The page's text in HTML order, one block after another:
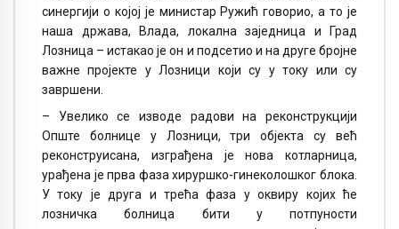
синергији о којој је министар Ружић говорио, а то је
наша држава, Влада, локална заједница и Град
Лозница – истакао је он и подсетио и на друге бројне
важне пројекте у Лозници који су у току или су
завршени.
– Увелико се изводе радови на реконструкцији
Опште болнице у Лозници, три објекта су већ
реконструисана, изграђена је нова котларница,
урађена је прва фаза хируршко-гинеколошког блока.
У току је друга и трећа фаза у оквиру којих ће
лозничка болница бити у потпуности